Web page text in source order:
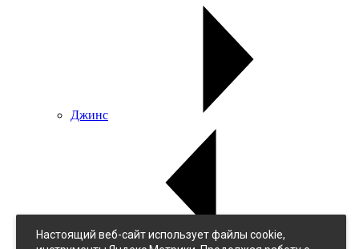
Джинс
Настоящий веб-сайт использует файлы cookie,